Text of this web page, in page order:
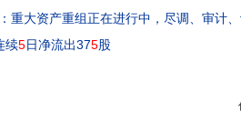
重大资产重组正在进行中，尽调、审计
续5日净流出375股